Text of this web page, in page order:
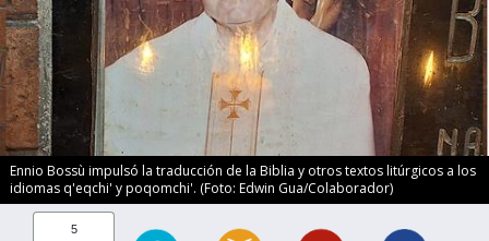
Ennio Bossù impulsó la traducción de la Biblia y otros textos litúrgicos a los
idiomas q'eqchi' y poqomchi'. (Foto: Edwin Gua/Colaborador)
5